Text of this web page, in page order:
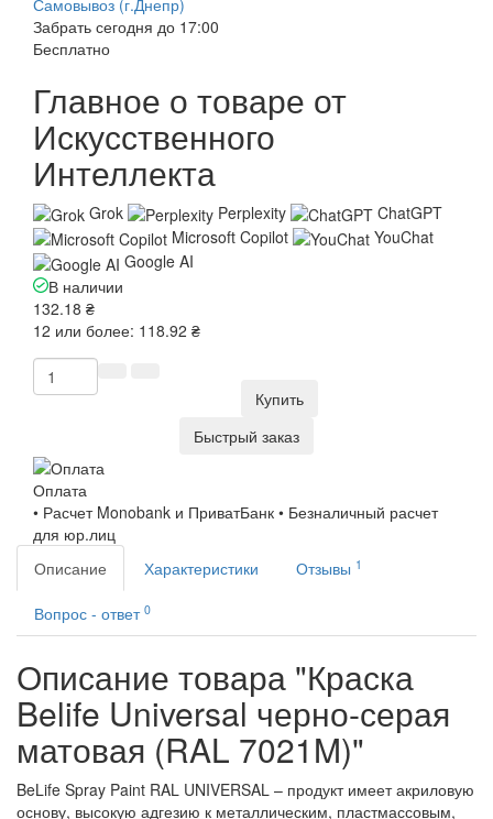
Забрать сегодня до 17:00
Бесплатно
Главное о товаре от
Искусственного
Интеллекта
Grok Perplexity
ChatGPT
Microsoft Copilot
YouChat
Google AI
В наличии
132.18 ₴
12 или более: 118.92 ₴
Купить
Быстрый заказ
Оплата
• Расчет Monobank и ПриватБанк • Безналичный расчет
для юр.лиц
Описание
Характеристики Отзывы 1
Вопрос - ответ 0
Описание товара "Краска
Belife Universal черно-серая
матовая (RAL 7021M)"
BeLife Spray Paint RAL UNIVERSAL – продукт имеет акриловую
основу, высокую адгезию к металлическим, пластмассовым,